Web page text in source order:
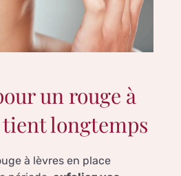
un rouge à
longtemps
à lèvres en place